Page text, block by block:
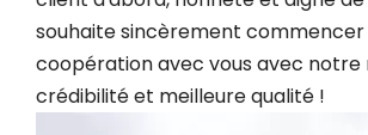
souhaite sincèrement commencer
coopération avec vous avec notre
crédibilité et meilleure qualité !